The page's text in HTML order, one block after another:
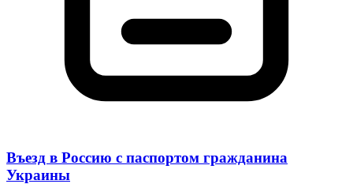
Въезд в Россию с паспортом гражданина
Украины